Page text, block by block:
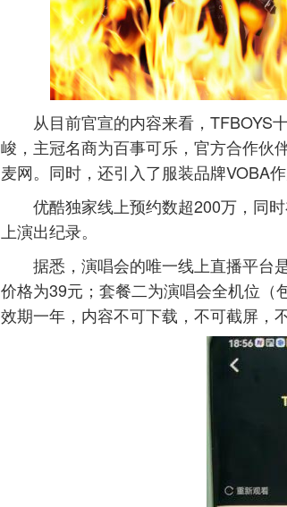
从目前官宣的内容来看，TFBOYS
峻，主冠名商为百事可乐，官方合作伙
麦网。同时，还引入了服装品牌VOBA
优酷独家线上预约数超200万，同
上演出纪录。
据悉，演唱会的唯一线上直播平台
价格为39元；套餐二为演唱会全机位（
效期一年，内容不可下载，不可截屏，